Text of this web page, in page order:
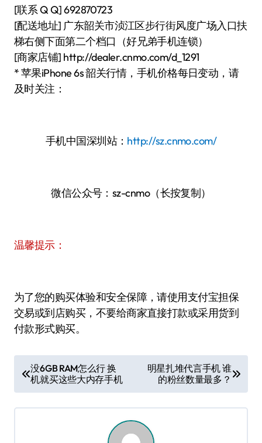
[联系 Q Q] 692870723
[配送地址] 广东韶关市浈江区步行街风度广场入口扶
梯右侧下面第二个档口（好兄弟手机连锁）
[商家店铺] http://dealer.cnmo.com/d_1291
* 苹果iPhone 6s 韶关行情，手机价格每日变动，请
及时关注：
手机中国深圳站： http://sz.cnmo.com/
微信公众号：sz-cnmo（长按复制）
温馨提示：
为了您的购买体验和安全保障，请使用支付宝担保
交易或到店购买，不要给商家直接打款或采用货到
付款形式购买。
章
导
没6GB RAM怎么行 换
机就买这些大内存手机
明星扎堆代言手机 谁
的粉丝数量最多？